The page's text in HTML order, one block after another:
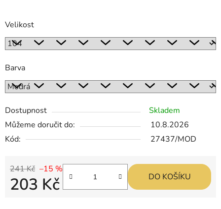
Velikost
Barva
Dostupnost
Skladem
Můžeme doručit do:
10.8.2026
Kód:
27437/MOD
241 Kč –15 %
203 Kč DO KOŠÍKU